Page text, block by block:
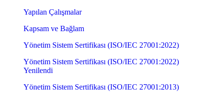
Yapılan Çalışmalar
Kapsam ve Bağlam
Yönetim Sistem Sertifikası (ISO/IEC 27001:2022)
Yönetim Sistem Sertifikası (ISO/IEC 27001:2022)
Yenilendi
Yönetim Sistem Sertifikası (ISO/IEC 27001:2013)